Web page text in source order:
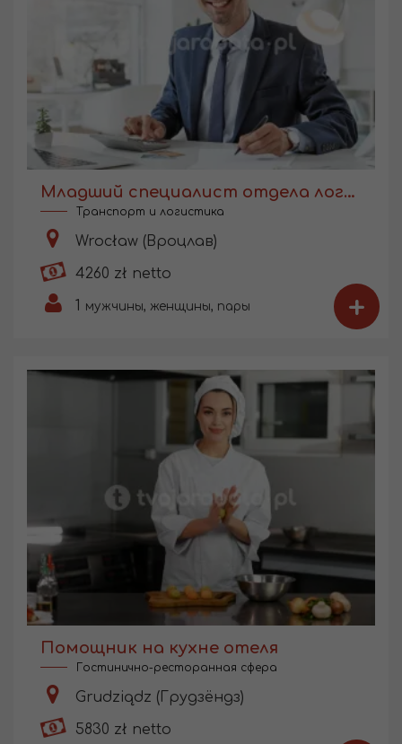
Младший специалист отдела логистики
Транспорт и логистика
Wrocław (Вроцлав)
4260 zł netto
1 мужчины, женщины, пары +
Помощник на кухне отеля
Гостинично-ресторанная сфера
Grudziądz (Грудзёндз)
5830 zł netto